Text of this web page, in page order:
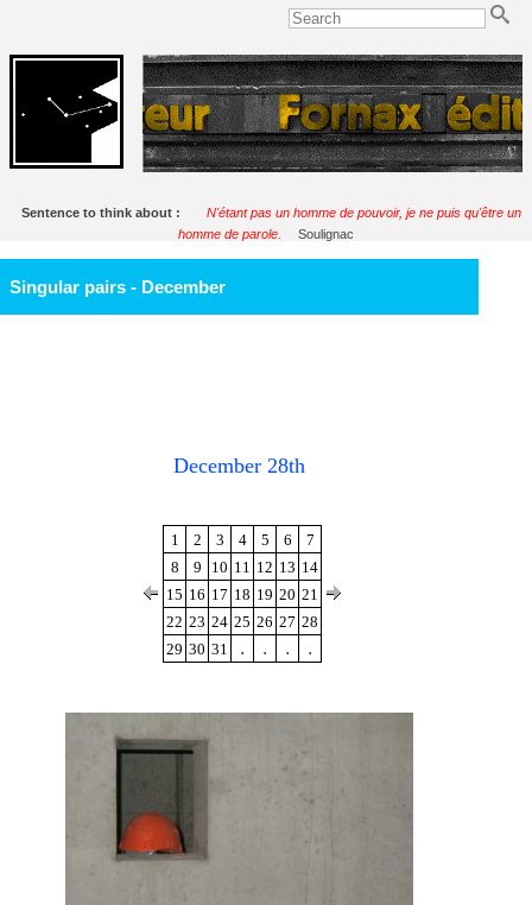
Sentence to think about :
N'étant pas un homme de pouvoir, je ne puis qu'être un
homme de parole.
Soulignac
Singular pairs - December
December 28th
1 2 3 4 5 6
7
8
9 10 11 12 13 14
15 16 17 18 19 20 21
22 23 24 25 26 27 28
29 30 31 . . . .